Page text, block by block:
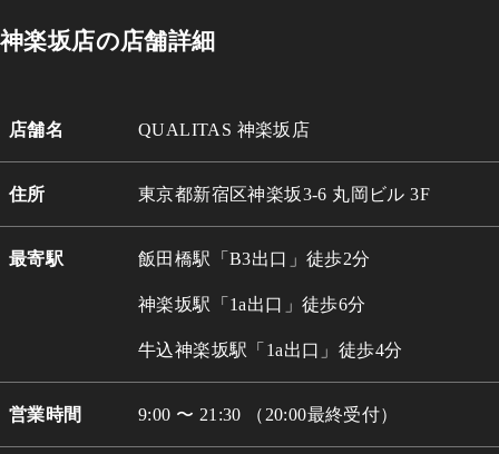
神楽坂店の店舗詳細
店舗名 QUALITAS 神楽坂店
住所 東京都新宿区神楽坂3-6 丸岡ビル 3F
最寄駅 飯田橋駅「B3出口」徒歩2分
神楽坂駅「1a出口」徒歩6分
牛込神楽坂駅「1a出口」徒歩4分
営業時間 9:00 〜 21:30 （20:00最終受付）